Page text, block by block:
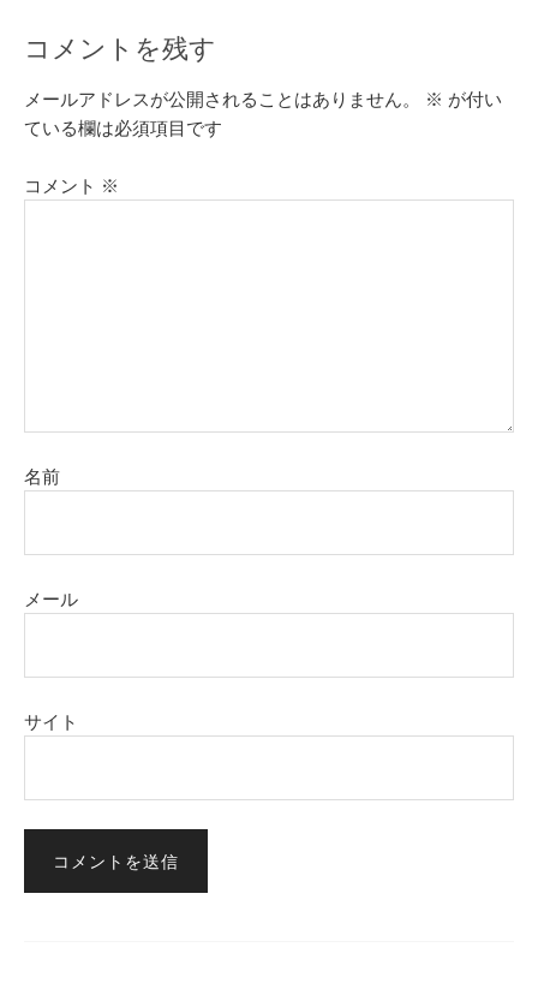
コメントを残す
メールアドレスが公開されることはありません。 ※ が付い
ている欄は必須項目です
コメント ※
名前
メール
サイト